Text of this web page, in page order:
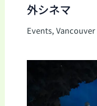
外シネマ
Events,Vancouver